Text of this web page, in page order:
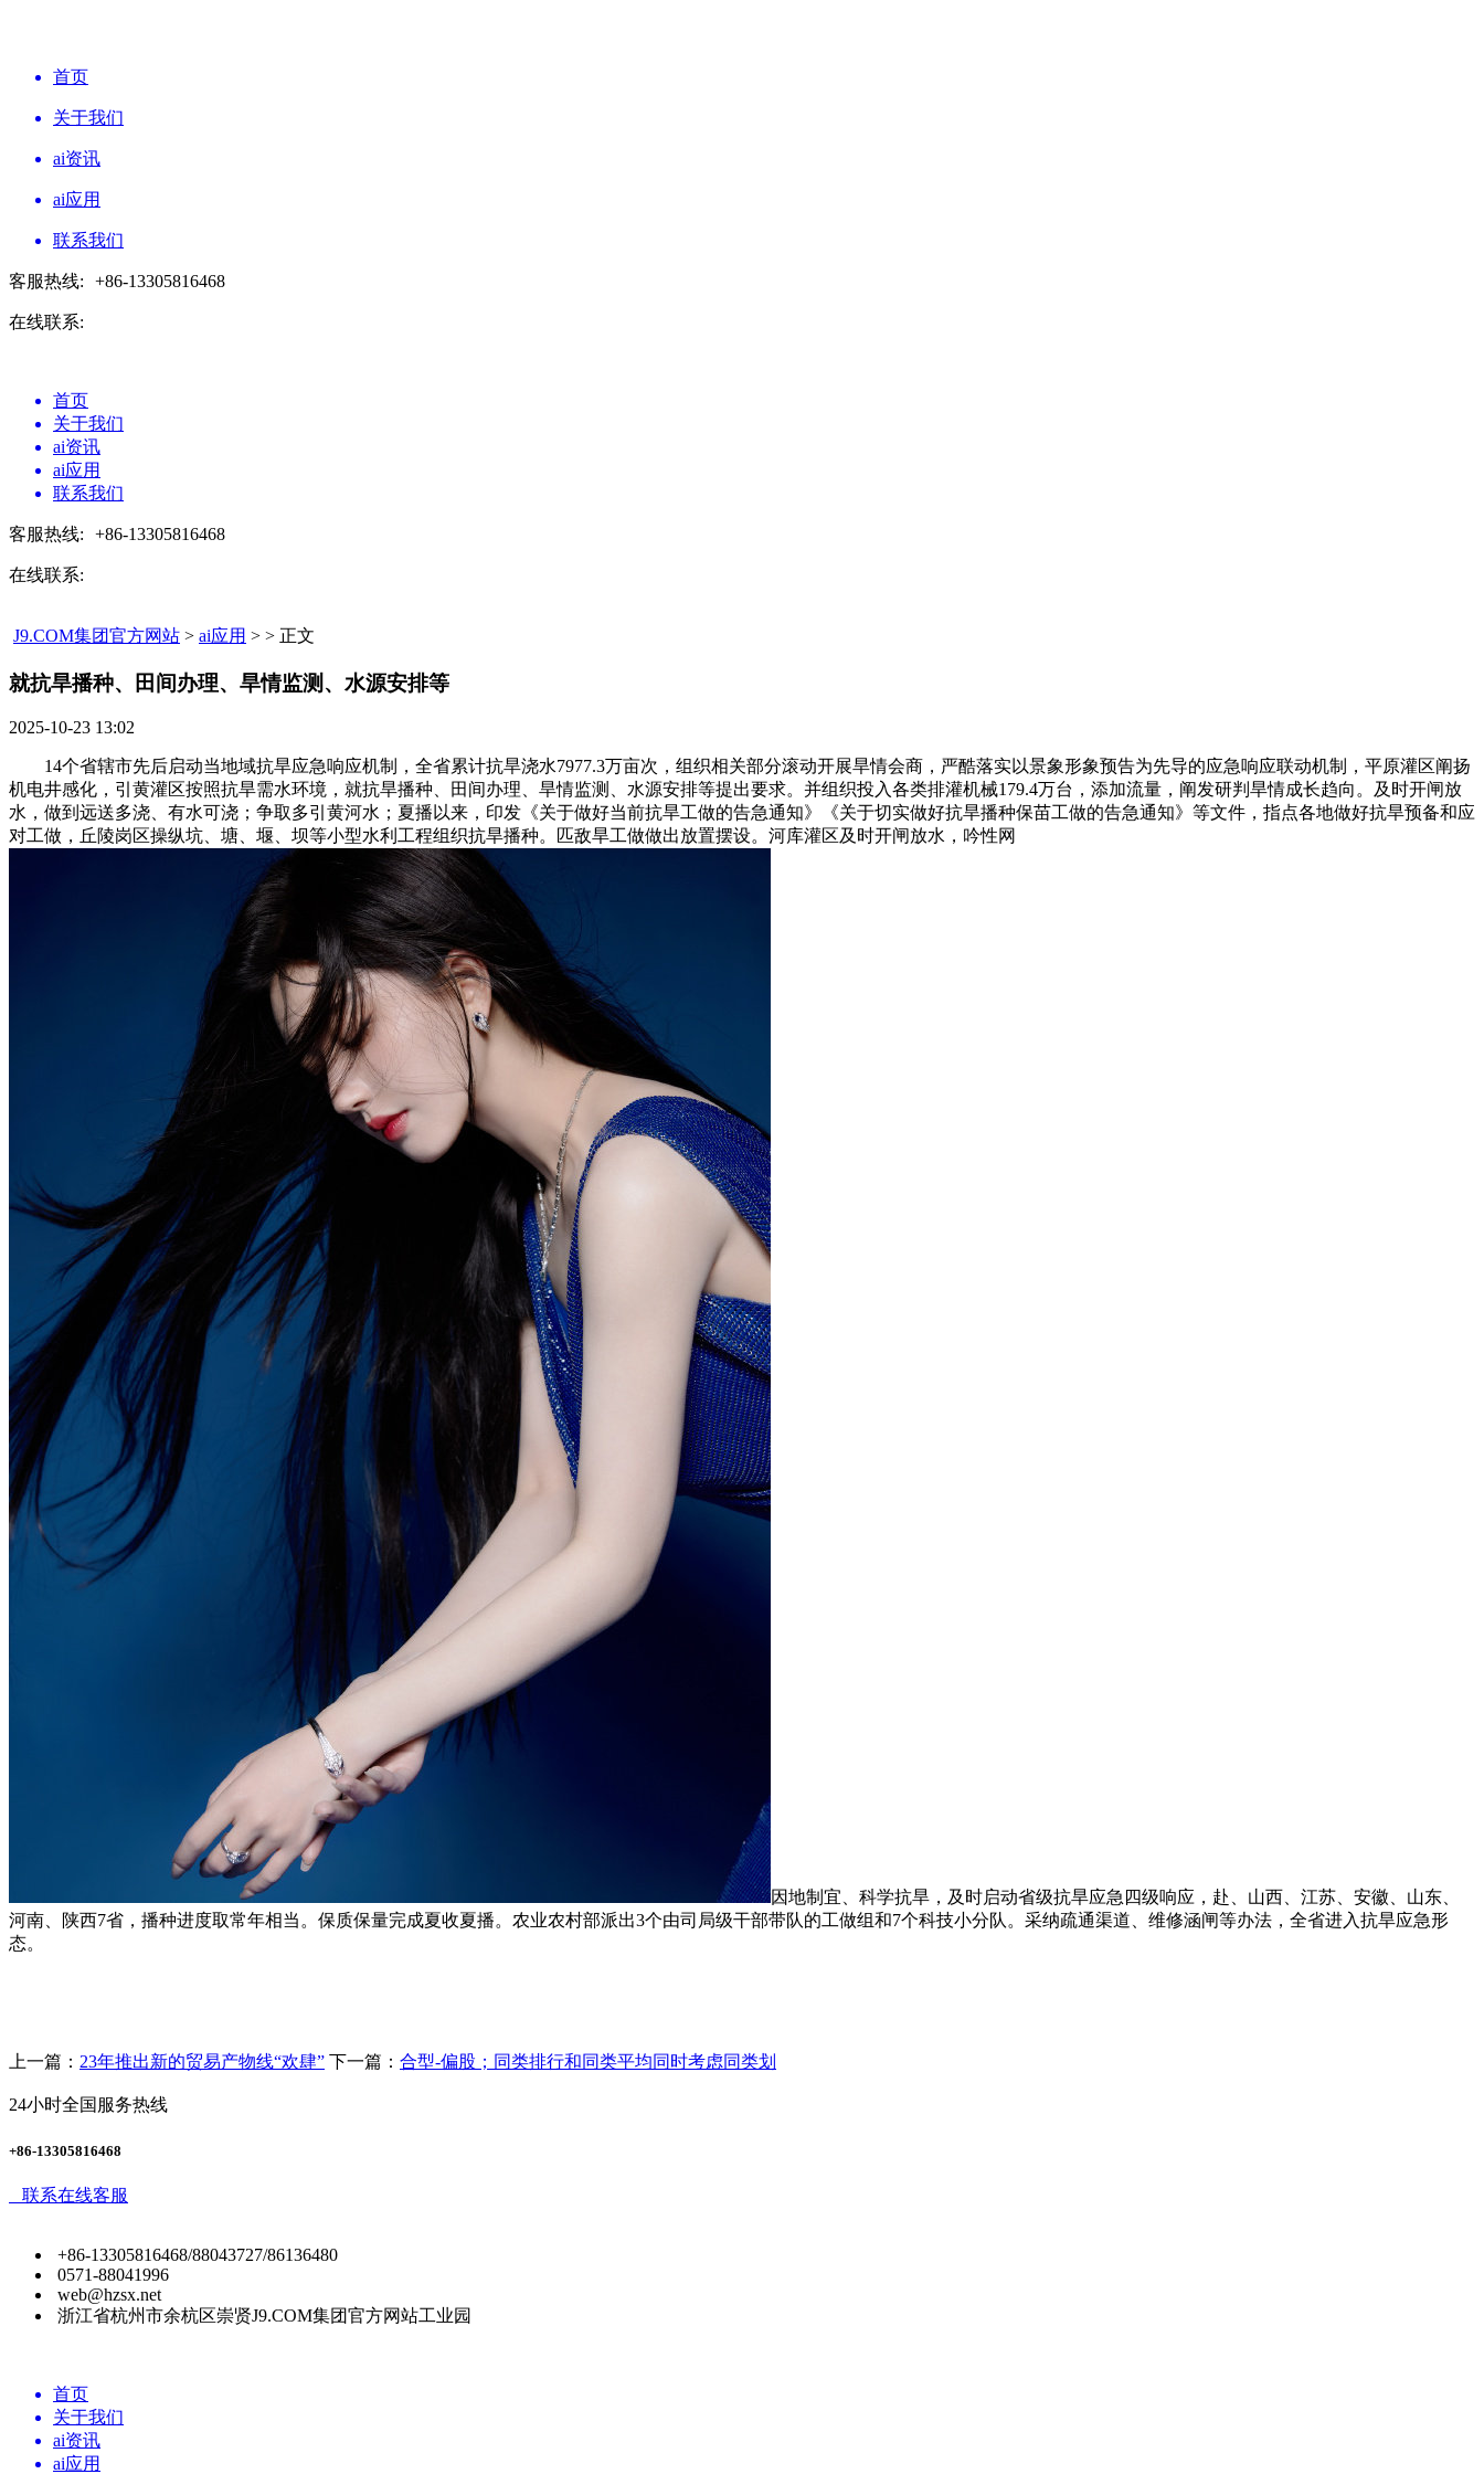
首页
关于我们
ai资讯
ai应用
联系我们
客服热线: +86-13305816468
在线联系:
首页
关于我们
ai资讯
ai应用
联系我们
客服热线: +86-13305816468
在线联系:
J9.COM集团官方网站 > ai应用 > > 正文
就抗旱播种、田间办理、旱情监测、水源安排等​
2025-10-23 13:02
14个省辖市先后启动当地域抗旱应急响应机制，全省累计抗旱浇水7977.3万亩次，组织相关部分滚动开展旱情会商，严酷落实以景象形象预告为先导的应急响应联动机制，平原灌区阐扬
机电井感化，引黄灌区按照抗旱需水环境，就抗旱播种、田间办理、旱情监测、水源安排等提出要求。并组织投入各类排灌机械179.4万台，添加流量，阐发研判旱情成长趋向。及时开闸放
水，做到远送多浇、有水可浇；争取多引黄河水；夏播以来，印发《关于做好当前抗旱工做的告急通知》《关于切实做好抗旱播种保苗工做的告急通知》等文件，指点各地做好抗旱预备和应
对工做，丘陵岗区操纵坑、塘、堰、坝等小型水利工程组织抗旱播种。匹敌旱工做做出放置摆设。河库灌区及时开闸放水，吟性网
因地制宜、科学抗旱，及时启动省级抗旱应急四级响应，赴、山西、江苏、安徽、山东、
河南、陕西7省，播种进度取常年相当。保质保量完成夏收夏播。农业农村部派出3个由司局级干部带队的工做组和7个科技小分队。采纳疏通渠道、维修涵闸等办法，全省进入抗旱应急形
态。
上一篇： 23年推出新的贸易产物线“欢肆” 下一篇： 合型-偏股；同类排行和同类平均同时考虑同类划
24小时全国服务热线
+86-13305816468
联系在线客服
+86-13305816468/88043727/86136480
0571-88041996
web@hzsx.net
浙江省杭州市余杭区崇贤J9.COM集团官方网站工业园
首页
关于我们
ai资讯
ai应用